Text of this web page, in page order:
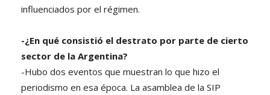
influenciados por el régimen.
-¿En qué consistió el destrato por parte de cierto
sector de la Argentina?
-Hubo dos eventos que muestran lo que hizo el
periodismo en esa época. La asamblea de la SIP